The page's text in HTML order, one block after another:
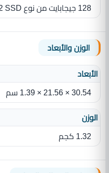
128 جيجابايت من نوع PCIe® NVMe™ M.2 SSD
الوزن والأبعاد
الأبعاد
30.54 × 21.56 × 1.39 سم
الوزن
1.32 كجم